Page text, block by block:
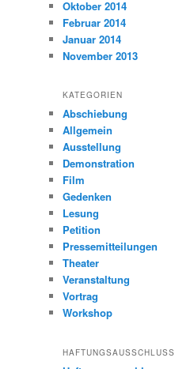
Oktober 2014
Februar 2014
Januar 2014
November 2013
KATEGORIEN
Abschiebung
Allgemein
Ausstellung
Demonstration
Film
Gedenken
Lesung
Petition
Pressemitteilungen
Theater
Veranstaltung
Vortrag
Workshop
HAFTUNGSAUSSCHLUSS